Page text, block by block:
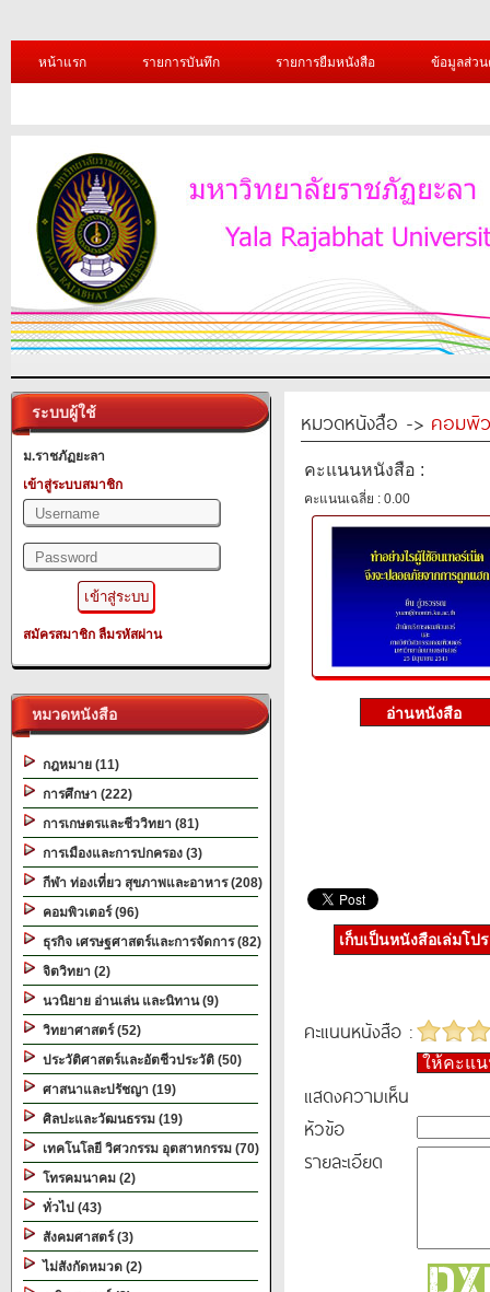
หน้าแรก รายการบันทึก รายการยืมหนังสือ ข้อมูลส่ว
ระบบผู้ใช้
ม.ราชภัฏยะลา
เข้าสู่ระบบสมาชิก
สมัครสมาชิก ลืมรหัสผ่าน
หมวดหนังสือ
กฎหมาย (11)
การศึกษา (222)
การเกษตรและชีววิทยา (81)
การเมืองและการปกครอง (3)
กีฬา ท่องเที่ยว สุขภาพและอาหาร (208)
คอมพิวเตอร์ (96)
ธุรกิจ เศรษฐศาสตร์และการจัดการ (82)
จิตวิทยา (2)
นวนิยาย อ่านเล่น และนิทาน (9)
วิทยาศาสตร์ (52)
ประวัติศาสตร์และอัตชีวประวัติ (50)
ศาสนาและปรัชญา (19)
ศิลปะและวัฒนธรรม (19)
เทคโนโลยี วิศวกรรม อุตสาหกรรม (70)
โทรคมนาคม (2)
ทั่วไป (43)
สังคมศาสตร์ (3)
ไม่สังกัดหมวด (2)
หมวดหนังสือ -> คอมพิ
คะแนนหนังสือ :
คะแนนเฉลี่ย : 0.00
เก็บเป็นหนังสือเล่มโป
คะแนนหนังสือ :
ให้คะแ
แสดงความเห็น
หัวข้อ
รายละเอียด